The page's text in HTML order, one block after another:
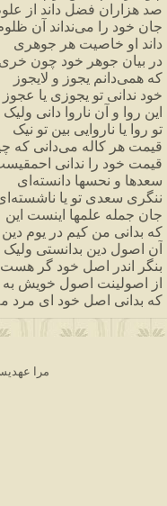
صد هزاران فضل داند از
جان خود را می‌نداند آن ظلوم
داند او خاصیت هر جوهری
در بیان جوهر خود چون خری
که همی‌دانم یجوز و لایجوز
خود ندانی تو یجوزی یا عجوز
این روا و آن ناروا دانی ولیک
تو روا یا ناروایی بین تو نیک
قیمت هر کاله می‌دانی که چیست
قیمت خود را ندانی
سعدها و نحسها دانسته‌ای
ننگری سعدی تو یا ناشسته‌ای
جان جمله علمها اینست این
که بدانی من کیم در یوم دین
آن اصول دین بدانستی ولیک
بنگر اندر اصل خود گر
از اصولینت اصول خویش به
که بدانی اصل خود ای مرد
مرا